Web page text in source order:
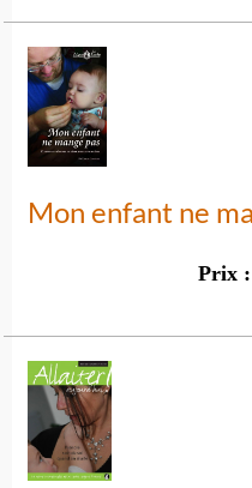
Mon enfant ne
Prix :